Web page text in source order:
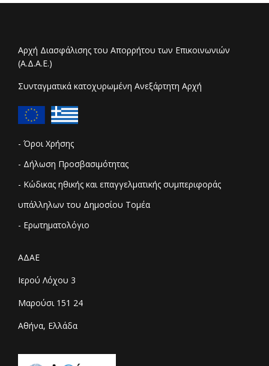
Αρχή Διασφάλισης του Απορρήτου των Επικοινωνιών
(Α.Δ.Α.Ε.)
Συνταγματικά κατοχυρωμένη Ανεξάρτητη Αρχή
- Όροι Χρήσης
- Δήλωση Προσβασιμότητας
- Κώδικας ηθικής και επαγγελματικής συμπεριφοράς
υπάλληλων του Δημοσίου Τομέα
- Ερωτηματολόγιο
ΑΔΑΕ
Ιερού Λόχου 3
Μαρούσι 151 24
Αθήνα, Ελλάδα